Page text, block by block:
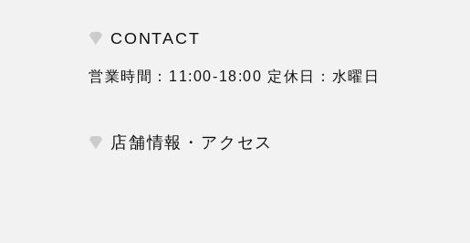
CONTACT
営業時間：11:00-18:00 定休日：水曜日
店舗情報・アクセス